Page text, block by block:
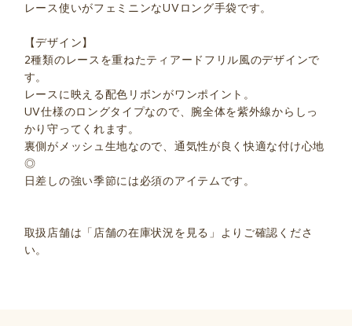
レース使いがフェミニンなUVロング手袋です。
【デザイン】
2種類のレースを重ねたティアードフリル風のデザインで
す。
レースに映える配色リボンがワンポイント。
UV仕様のロングタイプなので、腕全体を紫外線からしっ
かり守ってくれます。
裏側がメッシュ生地なので、通気性が良く快適な付け心地
◎
日差しの強い季節には必須のアイテムです。
取扱店舗は「店舗の在庫状況を見る」よりご確認くださ
い。